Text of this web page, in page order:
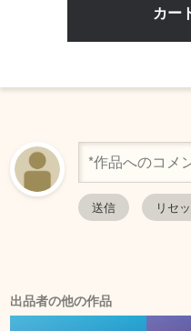
出品者の他の作品